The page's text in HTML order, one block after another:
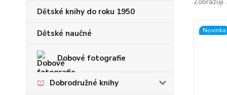
Dětské knihy do roku 1950
Dětské naučné
Dobové fotografie
Dobrodružné knihy
Novinka